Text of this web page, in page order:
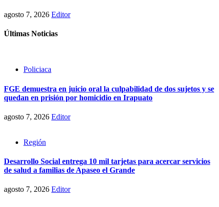
agosto 7, 2026 Editor
Últimas Noticias
Policiaca
FGE demuestra en juicio oral la culpabilidad de dos sujetos y se
quedan en prisión por homicidio en Irapuato
agosto 7, 2026 Editor
Región
Desarrollo Social entrega 10 mil tarjetas para acercar servicios
de salud a familias de Apaseo el Grande
agosto 7, 2026 Editor